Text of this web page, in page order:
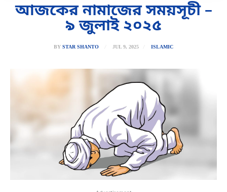
আজকের নামাজের সময়সূচী –
৯ জুলাই ২০২৫
BY STAR SHANTO JUL 9, 2025 ISLAMIC